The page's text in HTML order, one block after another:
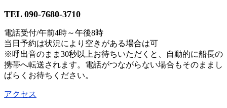
TEL 090-7680-3710
電話受付/午前4時～午後8時
当日予約は状況により空きがある場合は可
※呼出音のまま30秒以上お待ちいただくと、自動的に船長の
携帯へ転送されます。電話がつながらない場合もそのままし
ばらくお待ちください。
アクセス